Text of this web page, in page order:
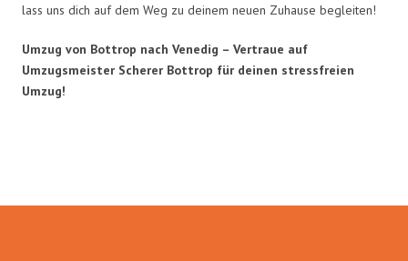
lass uns dich auf dem Weg zu deinem neuen Zuhause begleiten!
Umzug von Bottrop nach Venedig – Vertraue auf
Umzugsmeister Scherer Bottrop für deinen stressfreien
Umzug!